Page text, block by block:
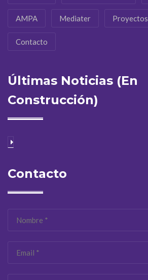
AMPA Mediater Proyectos
Contacto
Últimas Noticias (En
Construcción)
Contacto